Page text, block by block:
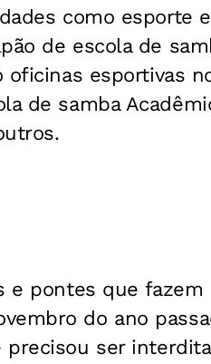
como esporte
de escola de
oficinas esportivas
de samba
e pontes que
do ano
precisou ser